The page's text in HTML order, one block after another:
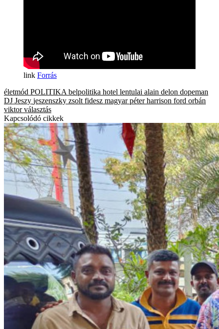
Forrás
életmód POLITIKA belpolitika hotel lentulai alain delon dopeman
DJ Jeszy jeszenszky zsolt fidesz magyar péter harrison ford orbán
viktor választás
Kapcsolódó cikkek